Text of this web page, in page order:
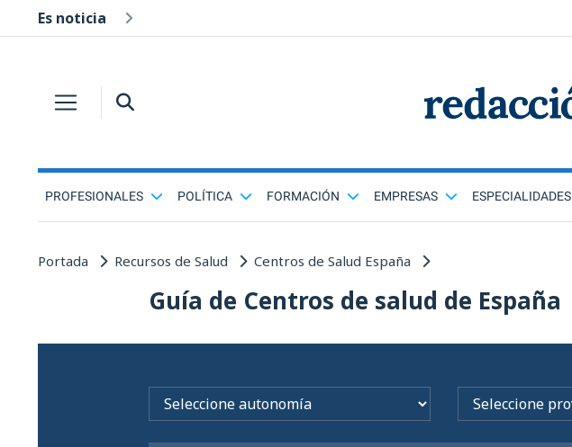
Es noticia
PROFESIONALES POLÍTICA FORMACIÓN EMPRESAS ESPECIALIDADES
Portada Recursos de Salud Centros de Salud España
Guía de Centros de salud de España